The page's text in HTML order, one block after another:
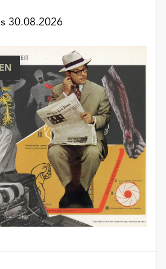
30.08.2026